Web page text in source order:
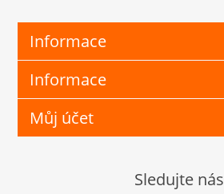
Informace
Informace
Můj účet
Sledujte nás